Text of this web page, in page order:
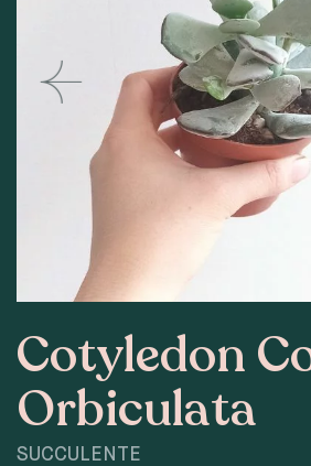
Cotyledon
Orbiculata
SUCCULENTE